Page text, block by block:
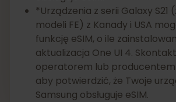
*Urządzenia z serii Galaxy S21
modeli FE) z Kanady i USA
funkcję eSIM, o ile
aktualizacja One UI 4.
operatorem lub producentem
aby potwierdzić, że Twoje
Samsung obsługuje eSIM.